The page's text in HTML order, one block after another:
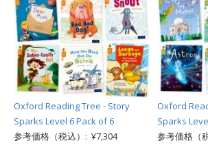
Oxford Reading Tree - Story
Sparks Level 6 Pack of 6
参考価格（税込）: ¥7,304
Oxford
Sparks
参考価格（